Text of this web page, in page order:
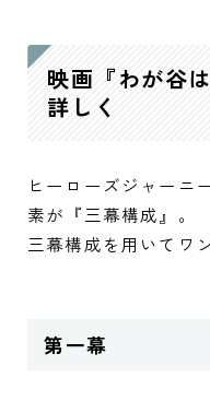
映画『わが谷
詳しく
ヒーローズジャーニ
素が『三幕構成』。
三幕構成を用いてワ
第一幕